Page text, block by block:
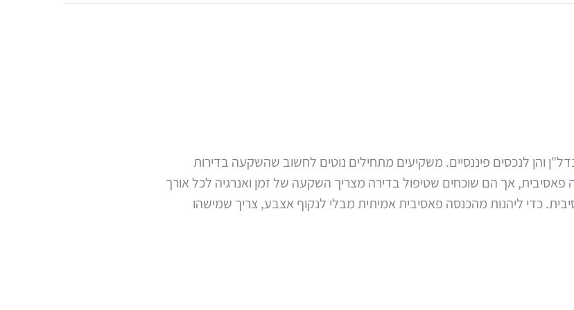
והן לנכסים פיננסיים. משקיעים מתחילים נוטים לחשוב שהשקעה בדירות
אך הם שוכחים שטיפול בדירה מצריך השקעה של זמן ואנרגיה לכל אורך
כדי ליהנות מהכנסה פאסיבית אמיתית מבלי לנקוף אצבע, צריך שמישהו